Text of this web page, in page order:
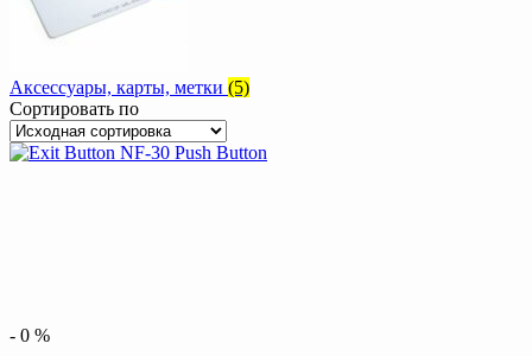
Аксессуары, карты, метки (5)
Сортировать по
- 0 %